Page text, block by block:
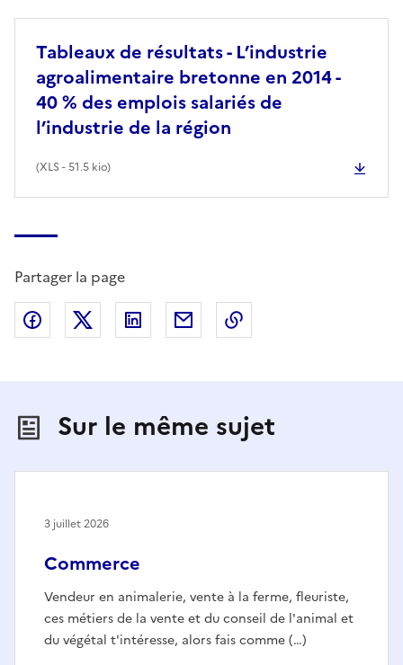
Tableaux de résultats - L’industrie
agroalimentaire bretonne en 2014 -
40 % des emplois salariés de
l’industrie de la région
(XLS - 51.5 kio)
Partager la page
Partager sur Facebook
Partager sur X (anciennement Twitter)
Partager sur LinkedIn
Partager par email
Sur le même sujet
Commerce
Vendeur en animalerie, vente à la ferme, fleuriste,
ces métiers de la vente et du conseil de l'animal et
du végétal t'intéresse, alors fais comme (…)
3 juillet 2026